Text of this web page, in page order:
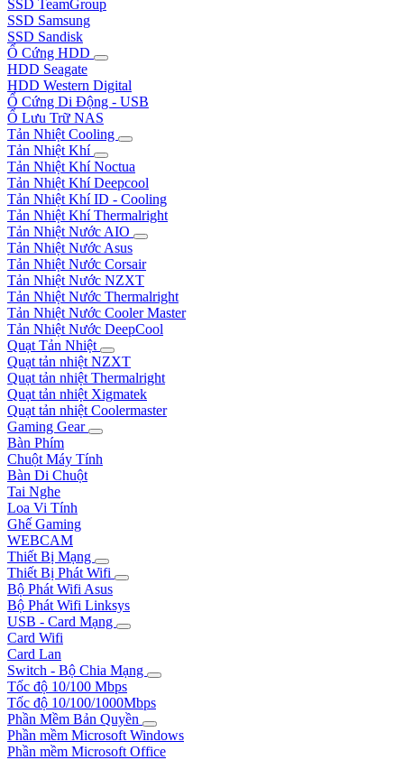
SSD TeamGroup
SSD Samsung
SSD Sandisk
Ổ Cứng HDD
HDD Seagate
HDD Western Digital
Ổ Cứng Di Động - USB
Ổ Lưu Trữ NAS
Tản Nhiệt Cooling
Tản Nhiệt Khí
Tản Nhiệt Khí Noctua
Tản Nhiệt Khí Deepcool
Tản Nhiệt Khí ID - Cooling
Tản Nhiệt Khí Thermalright
Tản Nhiệt Nước AIO
Tản Nhiệt Nước Asus
Tản Nhiệt Nước Corsair
Tản Nhiệt Nước NZXT
Tản Nhiệt Nước Thermalright
Tản Nhiệt Nước Cooler Master
Tản Nhiệt Nước DeepCool
Quạt Tản Nhiệt
Quạt tản nhiệt NZXT
Quạt tản nhiệt Thermalright
Quạt tản nhiệt Xigmatek
Quạt tản nhiệt Coolermaster
Gaming Gear
Bàn Phím
Chuột Máy Tính
Bàn Di Chuột
Tai Nghe
Loa Vi Tính
Ghế Gaming
WEBCAM
Thiết Bị Mạng
Thiết Bị Phát Wifi
Bộ Phát Wifi Asus
Bộ Phát Wifi Linksys
USB - Card Mạng
Card Wifi
Card Lan
Switch - Bộ Chia Mạng
Tốc độ 10/100 Mbps
Tốc độ 10/100/1000Mbps
Phần Mềm Bản Quyền
Phần mềm Microsoft Windows
Phần mềm Microsoft Office